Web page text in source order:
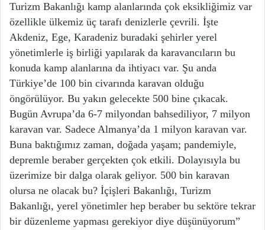
Turizm Bakanlığı kamp alanlarında çok eksikliğimiz var
özellikle ülkemiz üç tarafı denizlerle çevrili. İşte
Akdeniz, Ege, Karadeniz buradaki şehirler yerel
yönetimlerle iş birliği yapılarak da karavancıların bu
konuda kamp alanlarına da ihtiyacı var. Şu anda
Türkiye’de 100 bin civarında karavan olduğu
öngörülüyor. Bu yakın gelecekte 500 bine çıkacak.
Bugün Avrupa’da 6-7 milyondan bahsediliyor, 7 milyon
karavan var. Sadece Almanya’da 1 milyon karavan var.
Buna baktığımız zaman, doğada yaşam; pandemiyle,
depremle beraber gerçekten çok etkili. Dolayısıyla bu
üzerimize bir dalga olarak geliyor. 500 bin karavan
olursa ne olacak bu? İçişleri Bakanlığı, Turizm
Bakanlığı, yerel yönetimler hep beraber bu sektöre tekrar
bir düzenleme yapması gerekiyor diye düşünüyorum”